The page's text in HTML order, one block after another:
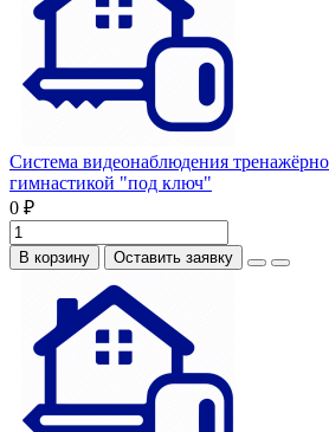
Система видеонаблюдения
гимнастикой "под ключ"
0 ₽
В корзину Оставить заявку